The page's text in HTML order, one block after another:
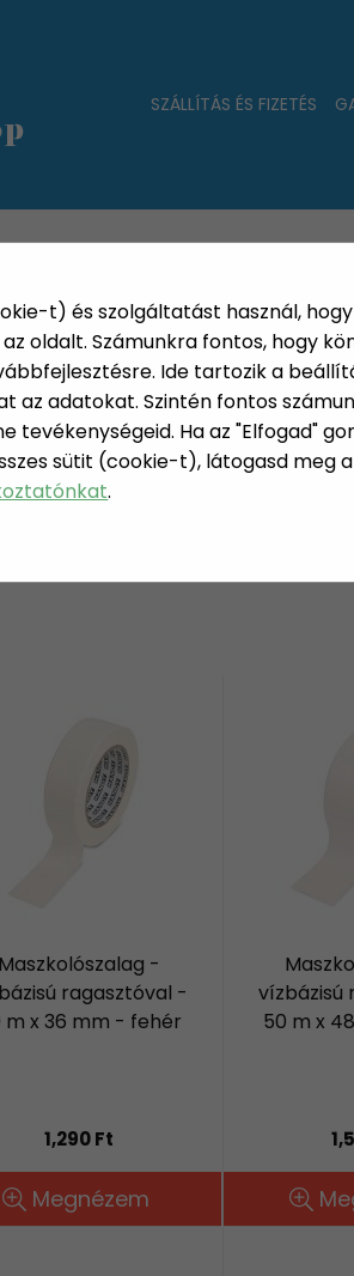
t) és szolgáltatást használ,
oldalt. Számunkra fontos, hogy
Ide tartozik a
az adatokat. Szintén fontos
tevékenységeid. Ha az "Elfogad"
sütit (cookie-t), látogasd meg
.
SZÁLLÍTÁS ÉS FIZETÉS
AJÁNLAT
BARKÁCS/SZERSZÁM
Maszkolószalag -
ragasztóval -
m x 36 mm - fehér
1,290 Ft
Megnézem
vízbázisú
50 m x